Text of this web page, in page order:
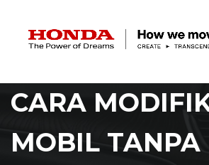
CARA
MOBIL TANPA